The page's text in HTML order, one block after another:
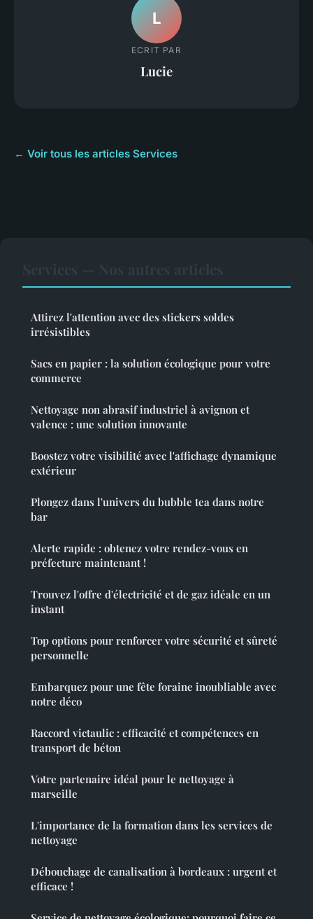
L
ECRIT PAR
Lucie
← Voir tous les articles Services
Attirez l'attention avec des stickers soldes
irrésistibles
Sacs en papier : la solution écologique pour votre
commerce
Nettoyage non abrasif industriel à avignon et
valence : une solution innovante
Boostez votre visibilité avec l'affichage dynamique
extérieur
Plongez dans l'univers du bubble tea dans notre
bar
Alerte rapide : obtenez votre rendez-vous en
préfecture maintenant !
Trouvez l'offre d'électricité et de gaz idéale en un
instant
Top options pour renforcer votre sécurité et sûreté
personnelle
Embarquez pour une fête foraine inoubliable avec
notre déco
Raccord victaulic : efficacité et compétences en
transport de béton
Votre partenaire idéal pour le nettoyage à
marseille
L'importance de la formation dans les services de
nettoyage
Débouchage de canalisation à bordeaux : urgent et
efficace !